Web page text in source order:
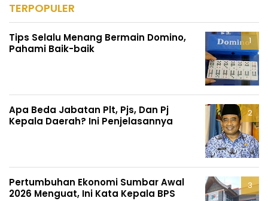
TERPOPULER
Tips Selalu Menang Bermain Domino,
Pahami Baik-baik
Apa Beda Jabatan Plt, Pjs, Dan Pj
Kepala Daerah? Ini Penjelasannya
Pertumbuhan Ekonomi Sumbar Awal
2026 Menguat, Ini Kata Kepala BPS